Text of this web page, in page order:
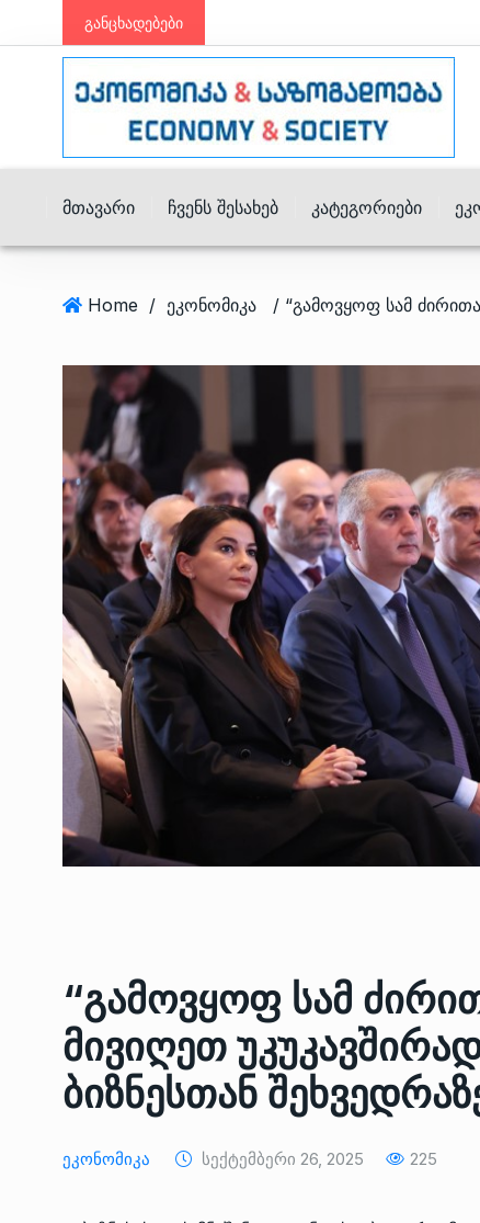
განცხადებები
Მთავარი Ჩვენს Შესახებ Კატეგორიები
Home / ეკონომიკა
“გამოვყოფ სამ
მივიღეთ
ბიზნესთან
Ეკონომიკა Სექტემბერი 26, 2025 225
ოთარ შამუგია
მინისტერიალზე
ᲔᲙᲝᲜᲝᲛᲘᲙᲐ 10/05/2022
სამსახურის…
ᲔᲙᲝᲜᲝᲛᲘᲙᲐ 10/05/2022
8
საქართველოს
გენერალურმა
დერეფნის…
ᲔᲙᲝᲜᲝᲛᲘᲙᲐ 11/05/2022